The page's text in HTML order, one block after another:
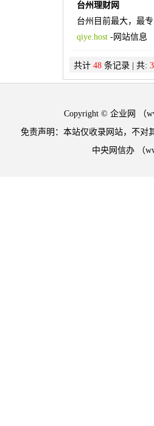
台州理财网
台州目前最大，最
qiye.host-网站信息
共计 48条记录 | 共: 3
Copyright © 企业网 （
免责声明：本站仅收录网站，不对
中央网信办 （